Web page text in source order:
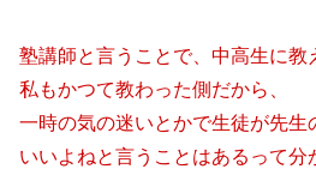
塾講師と言うことで、中高生に教
私もかつて教わった側だから、
一時の気の迷いとかで生徒が先生
いいよねと言うことはあるって分